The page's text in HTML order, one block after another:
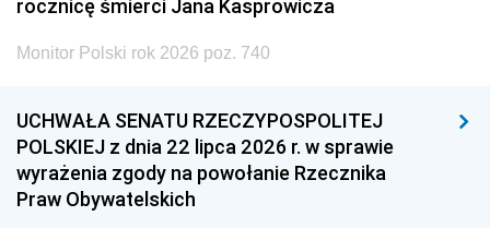
rocznicę śmierci Jana Kasprowicza
Monitor Polski rok 2026 poz. 740
UCHWAŁA SENATU RZECZYPOSPOLITEJ
POLSKIEJ z dnia 22 lipca 2026 r. w sprawie
wyrażenia zgody na powołanie Rzecznika
Praw Obywatelskich